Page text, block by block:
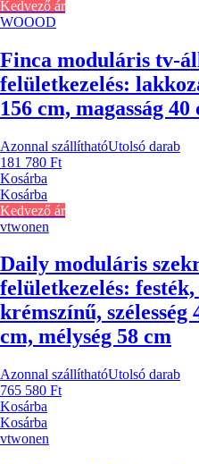
Kedvező ár
WOOOD
Finca moduláris tv-
felületkezelés:
156 cm, magasság
Azonnal szállíthatóUtolsó darab
181 780 Ft
Kosárba
Kosárba
Kedvező ár
vtwonen
Daily moduláris
felületkezelés:
krémszínű, szélesség
cm, mélység 58 cm
Azonnal szállíthatóUtolsó darab
765 580 Ft
Kosárba
Kosárba
vtwonen